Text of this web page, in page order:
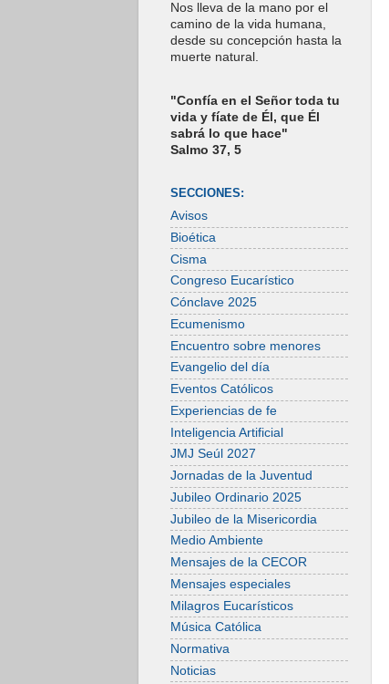
Nos lleva de la mano por el
camino de la vida humana,
desde su concepción hasta la
muerte natural.
"Confía en el Señor toda tu
vida y fíate de Él, que Él
sabrá lo que hace"
Salmo 37, 5
SECCIONES:
Avisos
Bioética
Cisma
Congreso Eucarístico
Cónclave 2025
Ecumenismo
Encuentro sobre menores
Evangelio del día
Eventos Católicos
Experiencias de fe
Inteligencia Artificial
JMJ Seúl 2027
Jornadas de la Juventud
Jubileo Ordinario 2025
Jubileo de la Misericordia
Medio Ambiente
Mensajes de la CECOR
Mensajes especiales
Milagros Eucarísticos
Música Católica
Normativa
Noticias